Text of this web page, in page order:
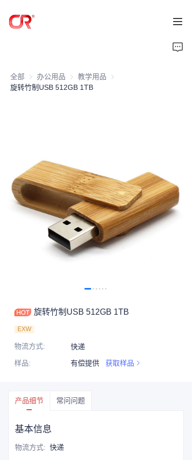
全部 办公用品 办公用品
教学用品 教学用品
旋转竹制USB 512GB 1TB
旋转竹制USB 512GB 1TB
EXW
物流方式:
快递
样品: 有偿提供 获取样品
产品细节 常问问题
基本信息
物流方式: 快递
产品